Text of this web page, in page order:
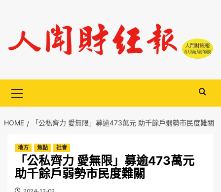
content
Menu
HOME 「公私齊力 愛無限」募逾473萬元 助千餘戶弱勢市民度難關
地方 焦點 社會
「公私齊力 愛無限」募逾473萬元
助千餘戶弱勢市民度難關